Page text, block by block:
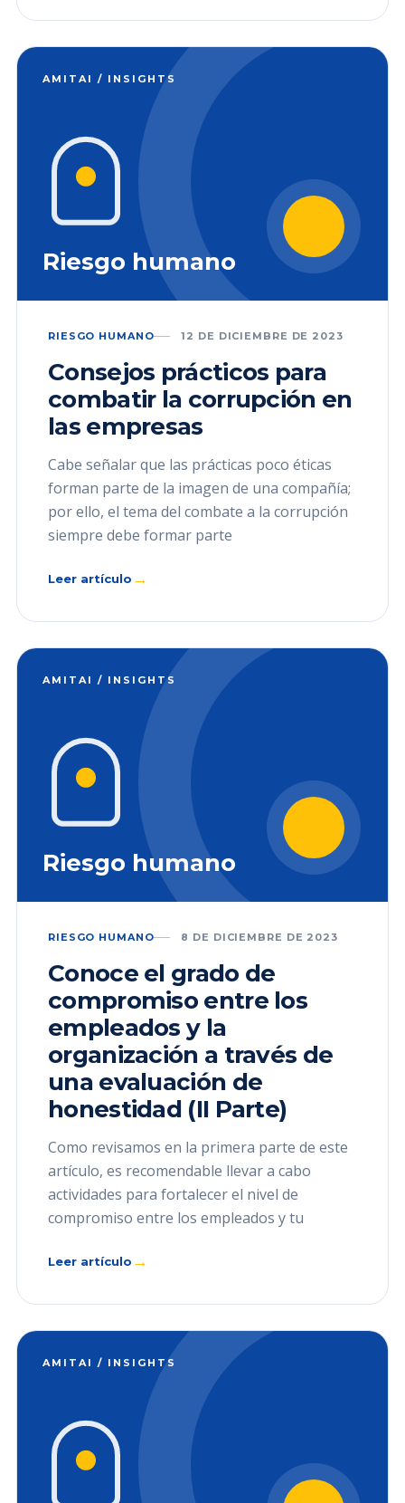
AMITAI / INSIGHTS
Riesgo humano
RIESGO HUMANO 12 DE DICIEMBRE DE 2023
Consejos prácticos para
combatir la corrupción en
las empresas
Cabe señalar que las prácticas poco éticas
forman parte de la imagen de una compañía;
por ello, el tema del combate a la corrupción
siempre debe formar parte
Leer artículo →
AMITAI / INSIGHTS
Riesgo humano
RIESGO HUMANO 8 DE DICIEMBRE DE 2023
Conoce el grado de
compromiso entre los
empleados y la
organización a través de
una evaluación de
honestidad (II Parte)
Como revisamos en la primera parte de este
artículo, es recomendable llevar a cabo
actividades para fortalecer el nivel de
compromiso entre los empleados y tu
Leer artículo →
AMITAI / INSIGHTS